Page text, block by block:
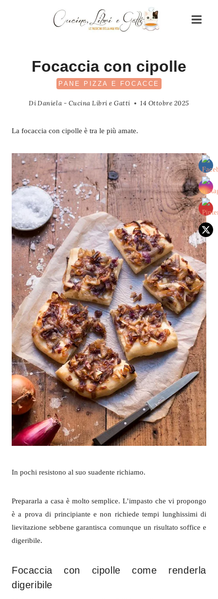
Focaccia con cipolle
PANE PIZZA E FOCACCE
Di Daniela - Cucina Libri e Gatti 14 Ottobre 2025
La focaccia con cipolle è tra le più amate.
In pochi resistono al suo suadente richiamo.
Prepararla a casa è molto semplice. L’impasto che vi propongo
è a prova di principiante e non richiede tempi lunghissimi di
lievitazione sebbene garantisca comunque un risultato soffice e
digeribile.
Focaccia con cipolle come renderla
digeribile